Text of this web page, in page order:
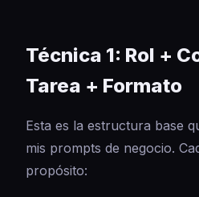
Técnica 1: Rol +
Tarea + Formato
Esta es la estructura base
mis prompts de negocio.
propósito: